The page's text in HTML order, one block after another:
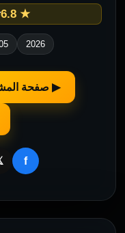
★ 6.8
2026
105
▶ صفحة
f